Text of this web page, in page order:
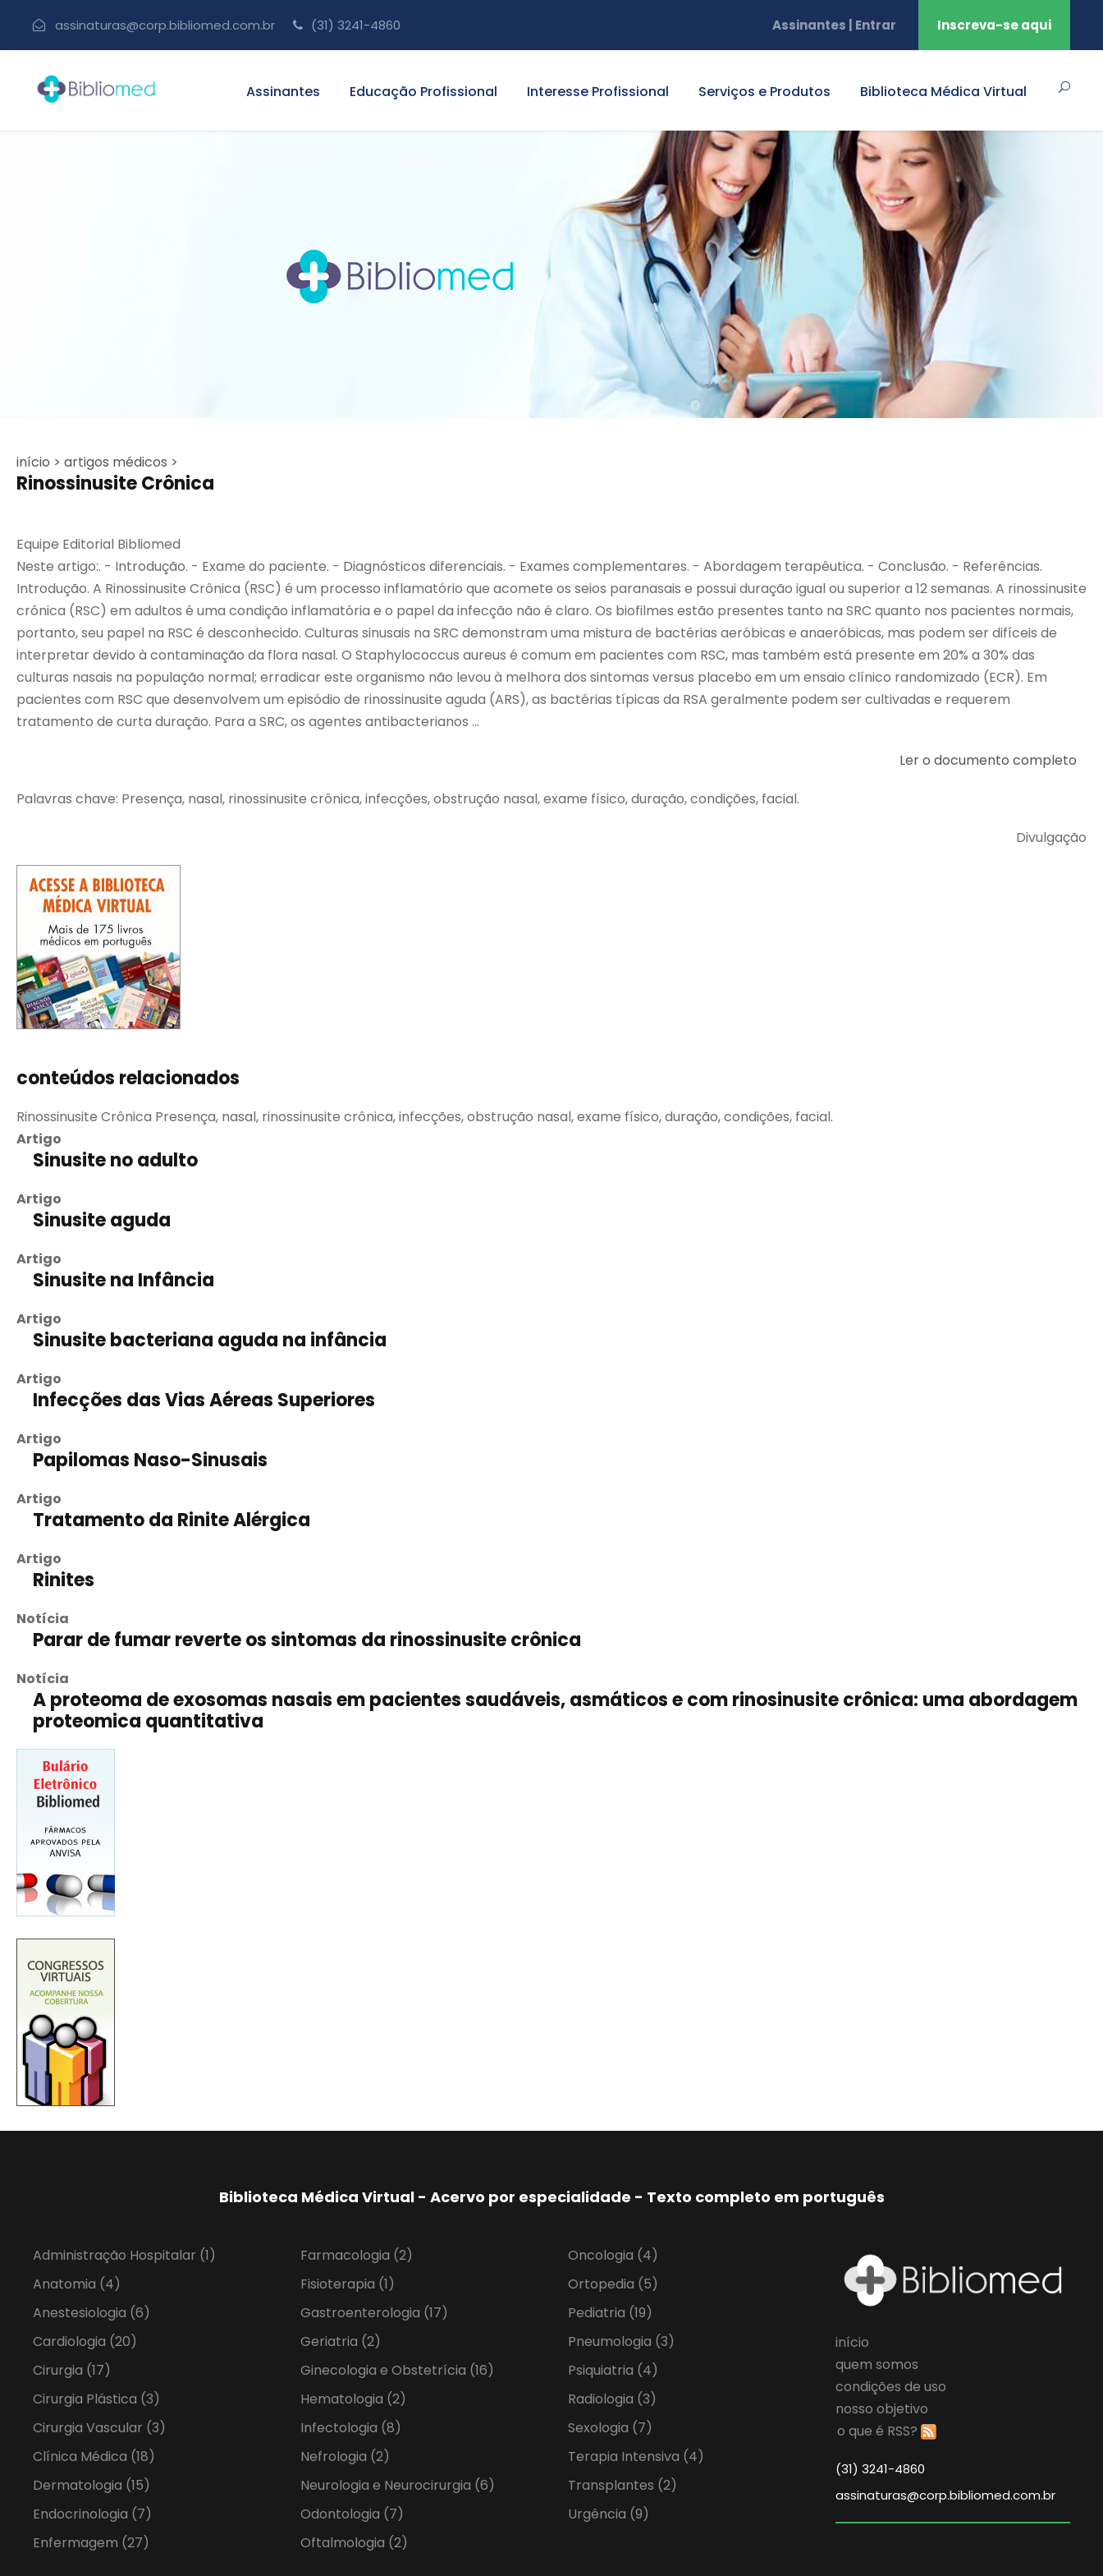
assinaturas@corp.bibliomed.com.br (31) 3241-4860 Assinantes | Entrar Inscreva-se aqui
Assinantes Educação Profissional Interesse Profissional Serviços e Produtos Biblioteca Médica Virtual
início > artigos médicos >
Rinossinusite Crônica
Equipe Editorial Bibliomed
Neste artigo:. - Introdução. - Exame do paciente. - Diagnósticos diferenciais. - Exames complementares. - Abordagem terapêutica. - Conclusão. - Referências.
Introdução. A Rinossinusite Crônica (RSC) é um processo inflamatório que acomete os seios paranasais e possui duração igual ou superior a 12 semanas. A rinossinusite
crônica (RSC) em adultos é uma condição inflamatória e o papel da infecção não é claro. Os biofilmes estão presentes tanto na SRC quanto nos pacientes normais,
portanto, seu papel na RSC é desconhecido. Culturas sinusais na SRC demonstram uma mistura de bactérias aeróbicas e anaeróbicas, mas podem ser difíceis de
interpretar devido à contaminação da flora nasal. O Staphylococcus aureus é comum em pacientes com RSC, mas também está presente em 20% a 30% das
culturas nasais na população normal; erradicar este organismo não levou à melhora dos sintomas versus placebo em um ensaio clínico randomizado (ECR). Em
pacientes com RSC que desenvolvem um episódio de rinossinusite aguda (ARS), as bactérias típicas da RSA geralmente podem ser cultivadas e requerem
tratamento de curta duração. Para a SRC, os agentes antibacterianos ...
Ler o documento completo
Palavras chave: Presença, nasal, rinossinusite crônica, infecções, obstrução nasal, exame físico, duração, condições, facial.
Divulgação
conteúdos relacionados
Rinossinusite Crônica Presença, nasal, rinossinusite crônica, infecções, obstrução nasal, exame físico, duração, condições, facial.
Artigo
Sinusite no adulto
Artigo
Sinusite aguda
Artigo
Sinusite na Infância
Artigo
Sinusite bacteriana aguda na infância
Artigo
Infecções das Vias Aéreas Superiores
Artigo
Papilomas Naso-Sinusais
Artigo
Tratamento da Rinite Alérgica
Artigo
Rinites
Notícia
Parar de fumar reverte os sintomas da rinossinusite crônica
Notícia
A proteoma de exosomas nasais em pacientes saudáveis, asmáticos e com rinosinusite crônica: uma abordagem
proteomica quantitativa
Biblioteca Médica Virtual - Acervo por especialidade - Texto completo em português
Administração Hospitalar (1)
Anatomia (4)
Anestesiologia (6)
Cardiologia (20)
Cirurgia (17)
Cirurgia Plástica (3)
Cirurgia Vascular (3)
Clínica Médica (18)
Dermatologia (15)
Endocrinologia (7)
Enfermagem (27)
Farmacologia (2)
Fisioterapia (1)
Gastroenterologia (17)
Geriatria (2)
Ginecologia e Obstetrícia (16)
Hematologia (2)
Infectologia (8)
Nefrologia (2)
Neurologia e Neurocirurgia (6)
Odontologia (7)
Oftalmologia (2)
Oncologia (4)
Ortopedia (5)
Pediatria (19)
Pneumologia (3)
Psiquiatria (4)
Radiologia (3)
Sexologia (7)
Terapia Intensiva (4)
Transplantes (2)
Urgência (9)
início
quem somos
condições de uso
nosso objetivo
o que é RSS?
(31) 3241-4860
assinaturas@corp.bibliomed.com.br